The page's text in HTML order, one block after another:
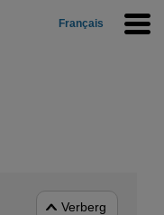
Français
Verberg